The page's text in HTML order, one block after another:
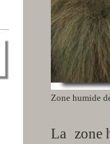
Zone humide
La zone